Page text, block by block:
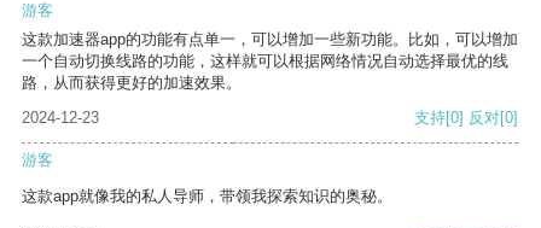
游客
这款加速器app的功能有点单一，可以增加一些新功能。比如，可以增加
一个自动切换线路的功能，这样就可以根据网络情况自动选择最优的线
路，从而获得更好的加速效果。
2024-12-23
支持[0] 反对[0]
游客
这款app就像我的私人导师，带领我探索知识的奥秘。